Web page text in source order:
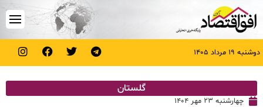
دوشنبه ۱۹ مرداد ۱۴۰۵
گلستان
چهارشنبه ۲۳ مهر ۱۴۰۴